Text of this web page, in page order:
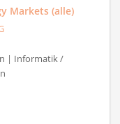
Markets (alle)
| Informatik /